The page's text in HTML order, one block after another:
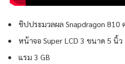
ชิปประมวลผล Snapdragon 810
หน้าจอ Super LCD 3 ขนาด 5 นิ้
แรม 3 GB